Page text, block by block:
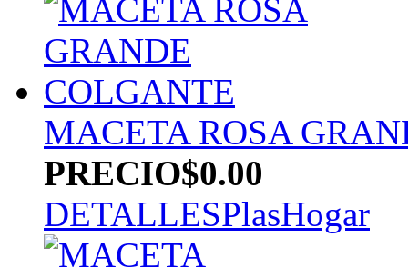
MACETA ROSA
PRECIO$0.00
DETALLESPlasHogar